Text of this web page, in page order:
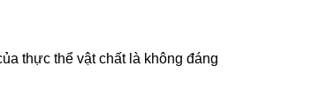
thực thể vật chất là không đáng